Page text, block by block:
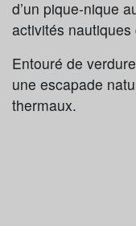
d’un pique-nique
activités
Entouré de
une escapade
thermaux.